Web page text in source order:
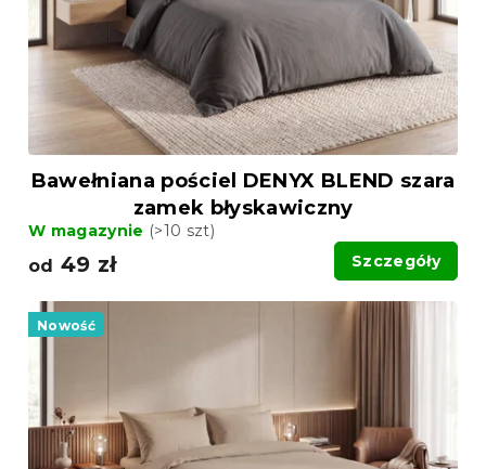
u
ku
w
Bawełniana pościel DENYX BLEND szara
zamek błyskawiczny
W magazynie (>10 szt)
od 49 zł Szczegóły
Nowość